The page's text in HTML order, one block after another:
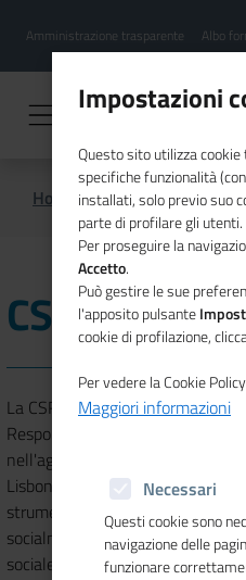
contenuto
Menu
hamburgher
Amministrazione trasparente Albo
Home CSR
CSR
La CSR ( Corporate Social
Responsabilità Sociale
nell'agenda dell'Unione Europea
Lisbona del marzo 2000, dove è
strumenti strategici per
socialmente coesa e per
sociale europeo.
Impostazioni
Questo sito utilizza
specifiche funzionalità
installati, solo previo suo
parte di profilare gli utenti.
Per proseguire la
Accetto.
Può gestire le sue
l'apposito pulsante
cookie di profilazione,
Per vedere la Cookie
Maggiori informazioni
Necessari
Questi cookie sono
navigazione delle
funzionare